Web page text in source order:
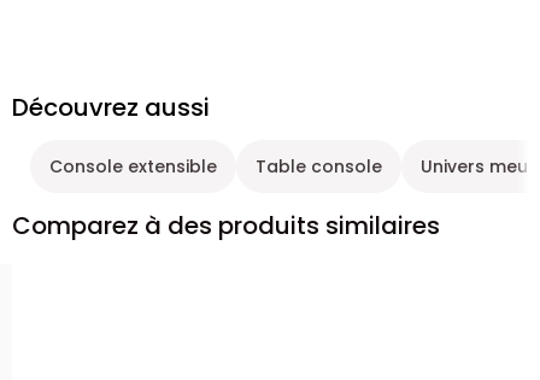
Découvrez aussi
Console extensible Table console Univers
Comparez à des produits similaires